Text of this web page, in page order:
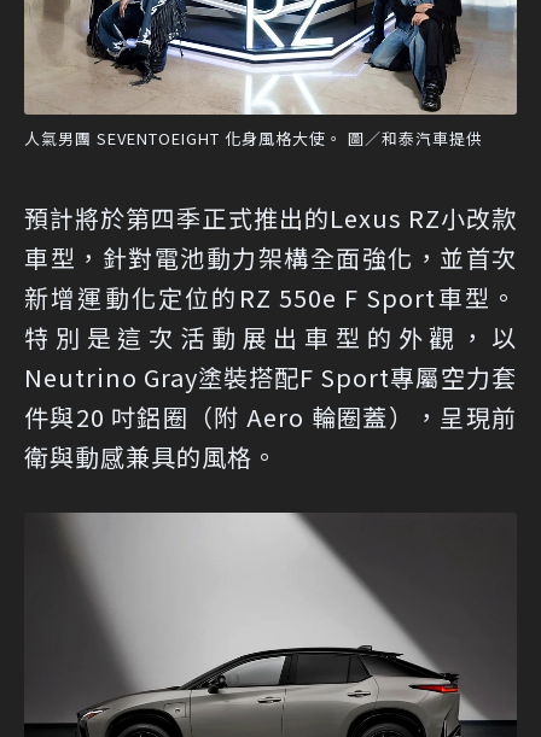
人氣男團 SEVENTOEIGHT 化身風格大使。 圖／和泰汽車提供
預計將於第四季正式推出的Lexus RZ小改款
車型，針對電池動力架構全面強化，並首次
新增運動化定位的RZ 550e F Sport車型。
特別是這次活動展出車型的外觀，以
Neutrino Gray塗裝搭配F Sport專屬空力套
件與20 吋鋁圈（附 Aero 輪圈蓋），呈現前
衛與動感兼具的風格。